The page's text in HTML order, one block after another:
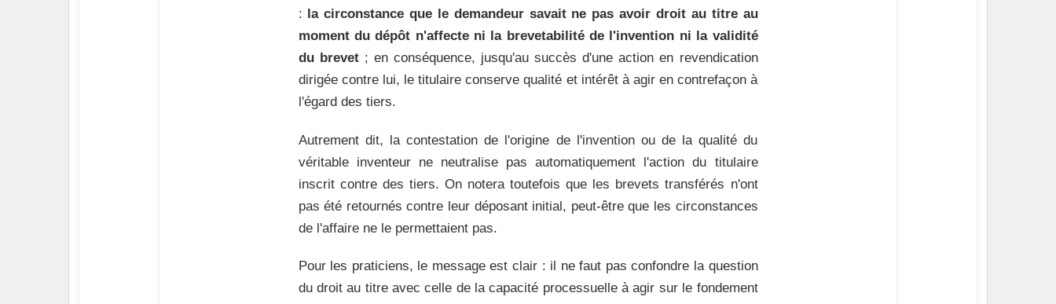
: la circonstance que le demandeur savait ne pas avoir droit au titre au
moment du dépôt n'affecte ni la brevetabilité de l'invention ni la validité
du brevet; en conséquence, jusqu'au succès d'une action en revendication
dirigée contre lui, le titulaire conserve qualité et intérêt à agir en contrefaçon à
l'égard des tiers.
Autrement dit, la contestation de l'origine de l'invention ou de la qualité du
véritable inventeur ne neutralise pas automatiquement l'action du titulaire
inscrit contre des tiers. On notera toutefois que les brevets transférés n'ont
pas été retournés contre leur déposant initial, peut-être que les circonstances
de l'affaire ne le permettaient pas.
Pour les praticiens, le message est clair : il ne faut pas confondre la question
du droit au titre avec celle de la capacité processuelle à agir sur le fondement